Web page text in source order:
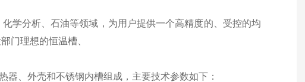
学分析、石油等领域，为用户提供一个高精度的、受控的均
门理想的恒温槽、
、外壳和不锈钢内槽组成，主要技术参数如下：